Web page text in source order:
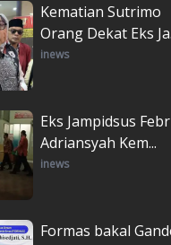
Kematian Sutrimo
Orang Dekat Eks
inews
Eks Jampidsus
Adriansyah Kem...
inews
Formas bakal